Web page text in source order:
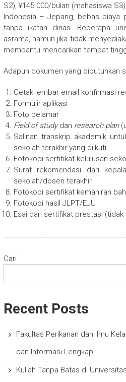
S2), ¥145.000/bulan (mahasiswa
Indonesia – Jepang, bebas biaya
tanpa ikatan dinas. Beberapa
asrama, namun jika tidak
membantu mencarikan tempat
Adapun dokumen yang dibutuhkan
Cetak lembar email konfirmasi
Formulir aplikasi
Foto pelamar
Field of studydan research plan
Salinan transkrip akademik
sekolah terakhir yang diikuti
Fotokopi sertifikat kelulusan
Surat rekomendasi dari
sekolah/dosen terakhir
Fotokopi sertifikat kemahiran
Fotokopi hasil JLPT/EJU
Esai dan sertifikat prestasi (tidak
Cari
Recent Posts
Fakultas Perikanan dan Ilmu
dan Informasi Lengkap
Kuliah Tanpa Batas di